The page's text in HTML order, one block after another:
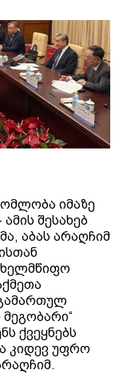
იმაზე
შესახებ
აბას არაღჩიმ
გამართულ
ქვეყნებს
კიდევ უფრო